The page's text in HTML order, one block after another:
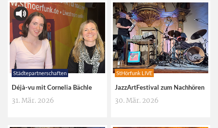
Städtepartnerschaften
Déjà-vu mit Cornelia Bächle
31. Mär. 2026
StHörfunk LIVE
JazzArtFestival zum Nachhören
30. Mär. 2026